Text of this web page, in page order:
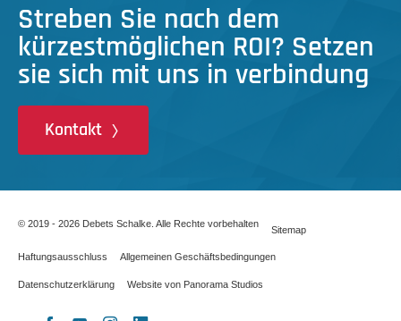
Streben Sie nach dem
kürzestmöglichen ROI? Setzen
sie sich mit uns in verbindung
Kontakt
© 2019 - 2026 Debets Schalke. Alle Rechte vorbehalten
Sitemap
Haftungsausschluss Allgemeinen Geschäftsbedingungen
Datenschutzerklärung Website von Panorama Studios